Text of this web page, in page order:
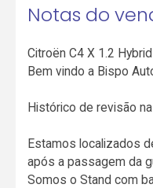
Notas do
Citroën C4 X 1.2
Bem vindo a Bispo
Histórico de revisão
Estamos localizados
após a passagem da
Somos o Stand com